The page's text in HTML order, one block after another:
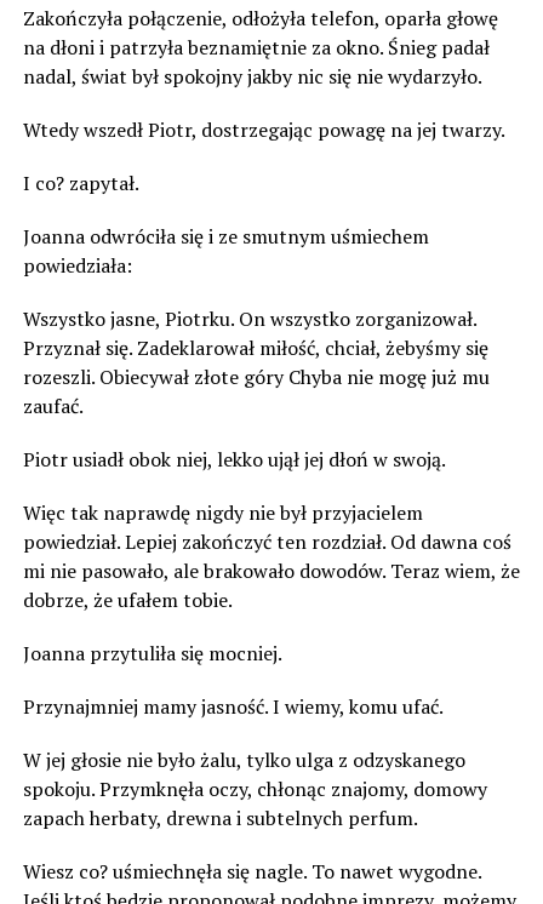
Zakończyła połączenie, odłożyła telefon, oparła głowę
na dłoni i patrzyła beznamiętnie za okno. Śnieg padał
nadal, świat był spokojny jakby nic się nie wydarzyło.
Wtedy wszedł Piotr, dostrzegając powagę na jej twarzy.
I co? zapytał.
Joanna odwróciła się i ze smutnym uśmiechem
powiedziała:
Wszystko jasne, Piotrku. On wszystko zorganizował.
Przyznał się. Zadeklarował miłość, chciał, żebyśmy się
rozeszli. Obiecywał złote góry Chyba nie mogę już mu
zaufać.
Piotr usiadł obok niej, lekko ujął jej dłoń w swoją.
Więc tak naprawdę nigdy nie był przyjacielem
powiedział. Lepiej zakończyć ten rozdział. Od dawna coś
mi nie pasowało, ale brakowało dowodów. Teraz wiem, że
dobrze, że ufałem tobie.
Joanna przytuliła się mocniej.
Przynajmniej mamy jasność. I wiemy, komu ufać.
W jej głosie nie było żalu, tylko ulga z odzyskanego
spokoju. Przymknęła oczy, chłonąc znajomy, domowy
zapach herbaty, drewna i subtelnych perfum.
Wiesz co? uśmiechnęła się nagle. To nawet wygodne.